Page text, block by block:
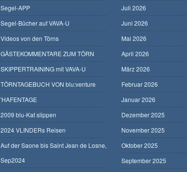
Segel-APP
Segel-Bücher auf VAVA-U
Videos von den Törns
GÄSTEKOMMENTARE ZUM TÖRN
SKIPPERTRAINING mit VAVA-U
TÖRNTAGEBUCH VON blu:venture
'HAFENTAGE
2009 blu-Kat slippen
2024 VLINDERs Reisen
Auf der Saone bis Saint Jean de Losne,
Sep2024
Juli 2026
Juni 2026
Mai 2026
April 2026
März 2026
Februar 2026
Januar 2026
Dezember 2025
November 2025
Oktober 2025
September 2025